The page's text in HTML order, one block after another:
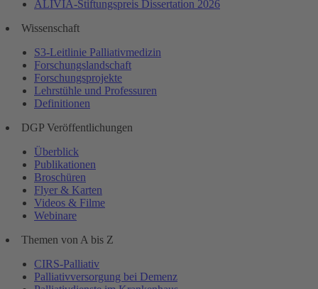
ALIVIA-Stiftungspreis Dissertation 2026
Wissenschaft
S3-Leitlinie Palliativmedizin
Forschungslandschaft
Forschungsprojekte
Lehrstühle und Professuren
Definitionen
DGP Veröffentlichungen
Überblick
Publikationen
Broschüren
Flyer & Karten
Videos & Filme
Webinare
Themen von A bis Z
CIRS-Palliativ
Palliativversorgung bei Demenz